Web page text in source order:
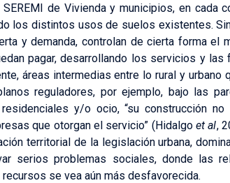
de Vivienda y municipios, en cada
los distintos usos de suelos existentes.
y demanda, controlan de cierta forma el
pagar, desarrollando los servicios y
áreas intermedias entre lo rural y urbano
reguladores, por ejemplo, bajo las
y/o ocio, “su construcción no
que otorgan el servicio” (Hidalgoet al,
territorial de la legislación urbana,
serios problemas sociales, donde las
se vea aún más desfavorecida.